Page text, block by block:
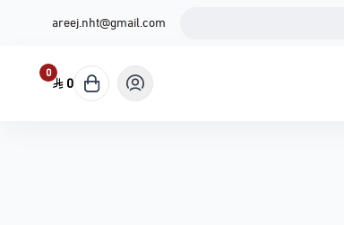
areej.nht@gmail.com
0
0